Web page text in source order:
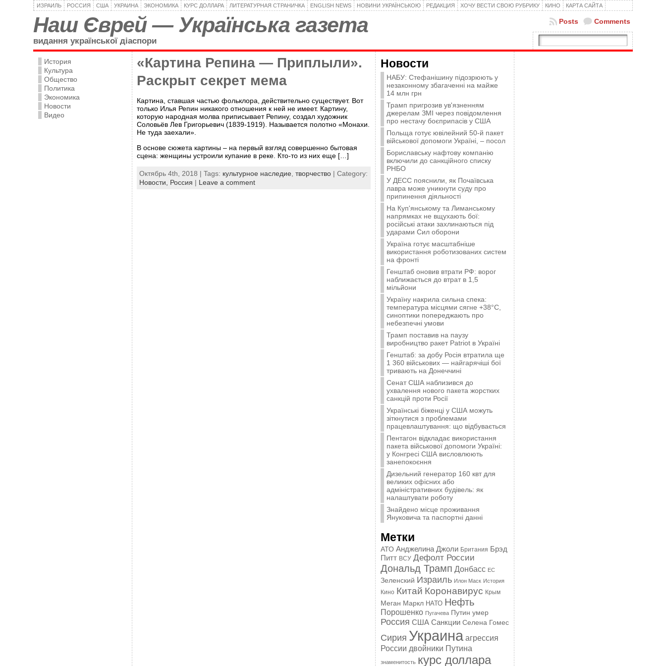
ИЗРАИЛЬ РОССИЯ США УКРАИНА ЭКОНОМИКА КУРС ДОЛЛАРА ЛИТЕРАТУРНАЯ СТРАНИЧКА ENGLISH NEWS НОВИНИ УКРАЇНСЬКОЮ РЕДАКЦИЯ ХОЧУ ВЕСТИ СВОЮ РУБРИКУ КИНО КАРТА САЙТА
Наш Єврей — Українська газета
видання української діаспори
Comments
Posts
История
Культура
Общество
Политика
Экономика
Новости
Видео
«Картина Репина — Приплыли».
Раскрыт секрет мема
Картина, ставшая частью фольклора, действительно существует. Вот
только Илья Репин никакого отношения к ней не имеет. Картину,
которую народная молва приписывает Репину, создал художник
Соловьёв Лев Григорьевич (1839-1919). Называется полотно «Монахи.
Не туда заехали».
В основе сюжета картины – на первый взгляд совершенно бытовая
сцена: женщины устроили купание в реке. Кто-то из них еще […]
Октябрь 4th, 2018 | Tags: культурное наследие творчество | Category:
Новости, Россия | Leave a comment
Новости
НАБУ: Стефанішину підозрюють у
незаконному збагаченні на майже
14 млн грн
Трамп пригрозив ув'язненням
джерелам ЗМІ через повідомлення
про нестачу боєприпасів у США
Польща готує ювілейний 50-й пакет
військової допомоги Україні, – посол
Бориславську нафтову компанію
включили до санкційного списку
РНБО
У ДЕСС пояснили, як Почаївська
лавра може уникнути суду про
припинення діяльності
На Куп'янському та Лиманському
напрямках не вщухають бої:
російські атаки захлинаються під
ударами Сил оборони
Україна готує масштабніше
використання роботизованих систем
на фронті
Генштаб оновив втрати РФ: ворог
наближається до втрат в 1,5
мільйони
Україну накрила сильна спека:
температура місцями сягне +38°C,
синоптики попереджають про
небезпечні умови
Трамп поставив на паузу
виробництво ракет Patriot в Україні
Генштаб: за добу Росія втратила ще
1 360 військових — найгарячіші бої
тривають на Донеччині
Сенат США наблизився до
ухвалення нового пакета жорстких
санкцій проти Росії
Українські біженці у США можуть
зіткнутися з проблемами
працевлаштування: що відбувається
Пентагон відкладає використання
пакета військової допомоги Україні:
у Конгресі США висловлюють
занепокоєння
Дизельний генератор 160 квт для
великих офісних або
адміністративних будівель: як
налаштувати роботу
Знайдено місце проживання
Януковича та паспортні данні
Метки
АТО Анджелина Джоли Британия Брэд
Питт ВСУ Дефолт России
Дональд Трамп Донбасс ЕС
Зеленский Израиль Илон Маск История
Кино Китай Коронавирус Крым
Меган Маркл НАТО Нефть
Порошенко Пугачева Путин умер
Россия США Санкции Селена Гомес
Сирия Украина агрессия
России двойники Путина
знаменитость курс доллара